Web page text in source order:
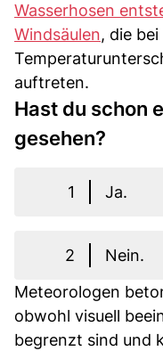
Wasserhosen
Windsäulen, die
auftreten.
Hast du schon
gesehen?
1 Ja.
2
Nein.
Meteorologen
obwohl visuell
begrenzt sind und